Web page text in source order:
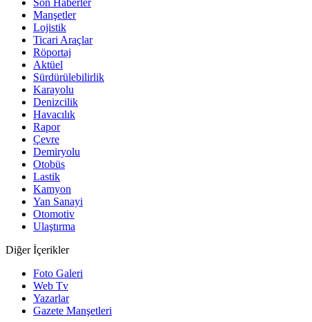
Son Haberler
Manşetler
Lojistik
Ticari Araçlar
Röportaj
Aktüel
Sürdürülebilirlik
Karayolu
Denizcilik
Havacılık
Rapor
Çevre
Demiryolu
Otobüs
Lastik
Kamyon
Yan Sanayi
Otomotiv
Ulaştırma
Diğer İçerikler
Foto Galeri
Web Tv
Yazarlar
Gazete Manşetleri